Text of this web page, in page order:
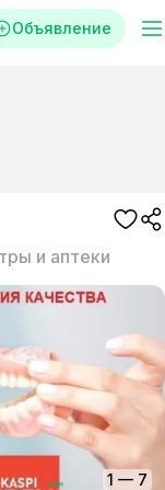
Объявление
и аптеки
1 — 7